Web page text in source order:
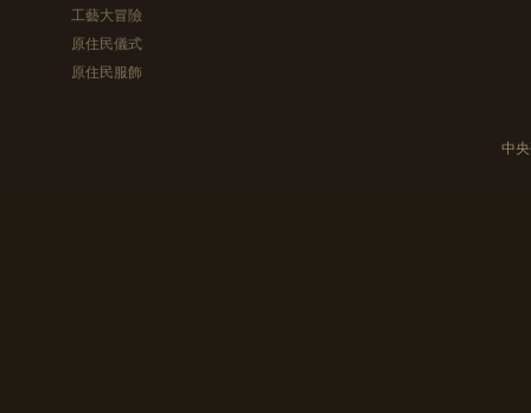
工藝大冒險
原住民儀式
原住民服飾
中